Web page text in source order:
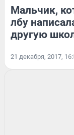
Мальчик,
лбу
другую
21 декабря, 2017,